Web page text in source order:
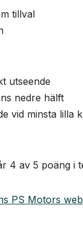
tillval
utseende
nedre hälft
vid minsta lilla
4 av 5 poäng i
PS Motors